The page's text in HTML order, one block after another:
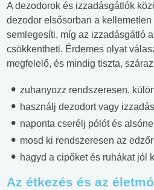
A dezodorok és izzadásgátlók
dezodor elsősorban a
semlegesíti, míg az izzadásgátló
csökkentheti. Érdemes olyat
megfelelő, és mindig tiszta,
zuhanyozz rendszeresen,
használj dezodort vagy
naponta cserélj pólót és
mosd ki rendszeresen az
hagyd a cipőket és ruhákat jól
Az étkezés és az